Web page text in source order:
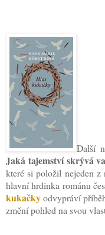
Další
Jaká tajemství skrývá
které si položil nejeden z
hlavní hrdinka románu
kukačkyodvypráví
změní pohled na svou